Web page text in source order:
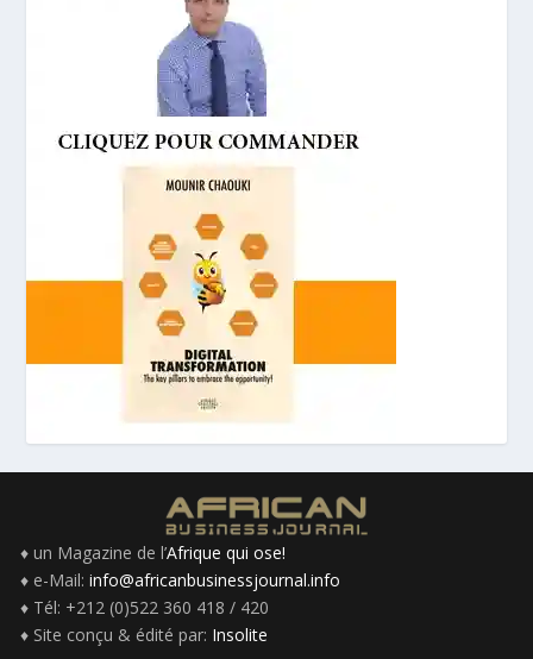
♦ un Magazine de l’Afrique qui ose!
♦ e-Mail: info@africanbusinessjournal.info
♦ Tél: +212 (0)522 360 418 / 420
♦ Site conçu & édité par: Insolite